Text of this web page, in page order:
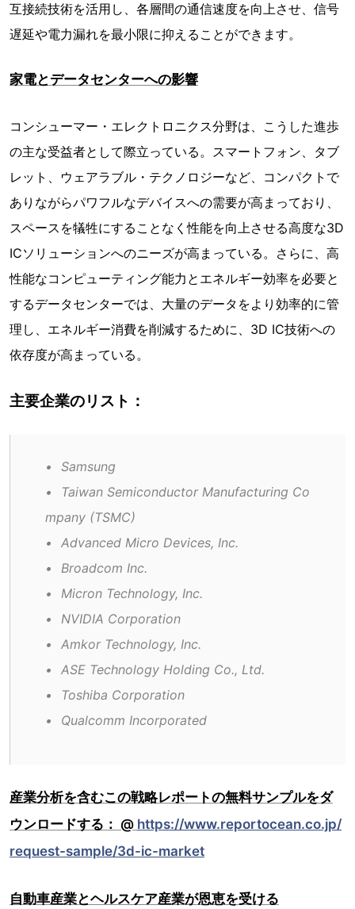
互接続技術を活用し、各層間の通信速度を向上させ、信号
遅延や電力漏れを最小限に抑えることができます。
家電とデータセンターへの影響
コンシューマー・エレクトロニクス分野は、こうした進歩
の主な受益者として際立っている。スマートフォン、タブ
レット、ウェアラブル・テクノロジーなど、コンパクトで
ありながらパワフルなデバイスへの需要が高まっており、
スペースを犠牲にすることなく性能を向上させる高度な3D
ICソリューションへのニーズが高まっている。さらに、高
性能なコンピューティング能力とエネルギー効率を必要と
するデータセンターでは、大量のデータをより効率的に管
理し、エネルギー消費を削減するために、3D IC技術への
依存度が高まっている。
主要企業のリスト：
•	Samsung
•	Taiwan Semiconductor Manufacturing Co
mpany (TSMC)
•	Advanced Micro Devices, Inc.
•	Broadcom Inc.
•	Micron Technology, Inc.
•	NVIDIA Corporation
•	Amkor Technology, Inc.
•	ASE Technology Holding Co., Ltd.
•	Toshiba Corporation
•	Qualcomm Incorporated
産業分析を含むこの戦略レポートの無料サンプルをダ
ウンロードする： @ https://www.reportocean.co.jp/
request-sample/3d-ic-market
自動車産業とヘルスケア産業が恩恵を受ける